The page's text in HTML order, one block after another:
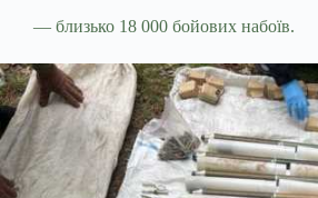
— близько 18 000 бойових набоїв.